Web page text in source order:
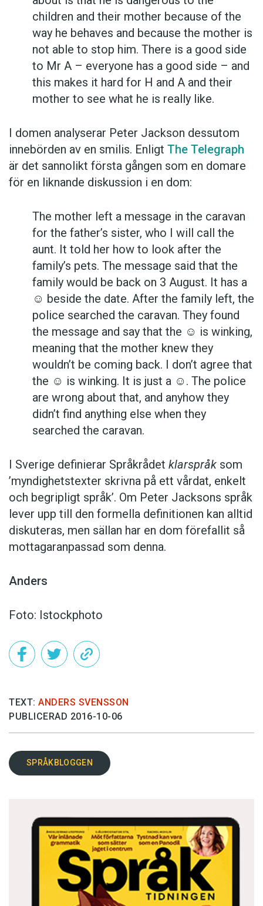
children and their mother because of the
way he behaves and because the mother is
not able to stop him. There is a good side
to Mr A – everyone has a good side – and
this makes it hard for H and A and their
mother to see what he is really like.
I domen analyserar Peter Jackson dessutom
innebörden av en smilis. Enligt The Telegraph
är det sannolikt första gången som en domare
för en liknande diskussion i en dom:
The mother left a message in the caravan
for the father’s sister, who I will call the
aunt. It told her how to look after the
family’s pets. The message said that the
family would be back on 3 August. It has a
☺ beside the date. After the family left, the
police searched the caravan. They found
the message and say that the ☺ is winking,
meaning that the mother knew they
wouldn’t be coming back. I don’t agree that
the ☺ is winking. It is just a ☺. The police
are wrong about that, and anyhow they
didn’t find anything else when they
searched the caravan.
I Sverige definierar Språkrådet klarspråk som
’myndighetstexter skrivna på ett vårdat, enkelt
och begripligt språk’. Om Peter Jacksons språk
lever upp till den formella definitionen kan alltid
diskuteras, men sällan har en dom förefallit så
mottagaranpassad som denna.
Anders
Foto: Istockphoto
TEXT: ANDERS SVENSSON
PUBLICERAD 2016-10-06
SPRÅKBLOGGEN